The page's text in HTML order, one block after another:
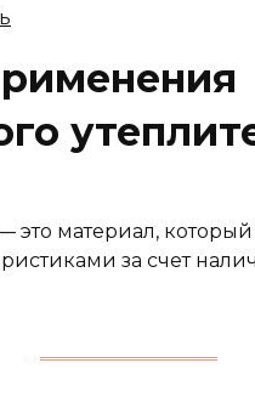
это материал,
за счет